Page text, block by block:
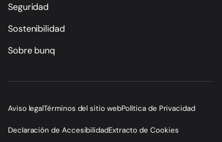
Seguridad
Sostenibilidad
Sobre bunq
Aviso legalTérminos del sitio webPolítica de Privacidad
Declaración de AccesibilidadExtracto de Cookies